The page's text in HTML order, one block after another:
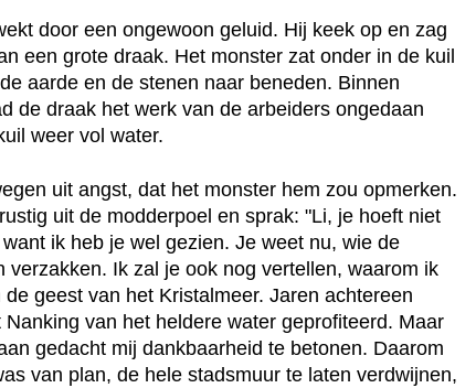
door een ongewoon geluid. Hij keek op en zag
een grote draak. Het monster zat onder in de kuil
aarde en de stenen naar beneden. Binnen
de draak het werk van de arbeiders ongedaan
weer vol water.
uit angst, dat het monster hem zou opmerken.
uit de modderpoel en sprak: "Li, je hoeft niet
ik heb je wel gezien. Je weet nu, wie de
verzakken. Ik zal je ook nog vertellen, waarom ik
geest van het Kristalmeer. Jaren achtereen
van het heldere water geprofiteerd. Maar
gedacht mij dankbaarheid te betonen. Daarom
van plan, de hele stadsmuur te laten verdwijnen,